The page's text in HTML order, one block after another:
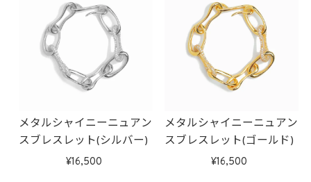
メタルシャイニーニュアン
スブレスレット(シルバー)
16,500
メタルシャイニーニュアン
スブレスレット(ゴールド)
16,500